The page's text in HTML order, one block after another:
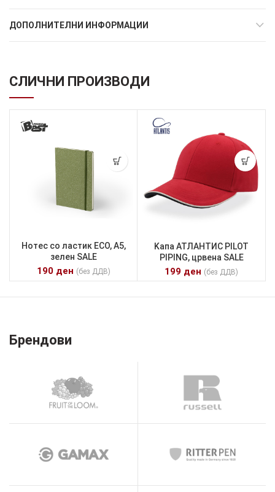
ДОПОЛНИТЕЛНИ ИНФОРМАЦИИ
СЛИЧНИ ПРОИЗВОДИ
Нотес со ластик ECO, А5,
зелен SALE
190 ден (без ДДВ)
Kапа АТЛАНТИС PILOT
PIPING, црвена SALE
199 ден (без ДДВ)
Брендови